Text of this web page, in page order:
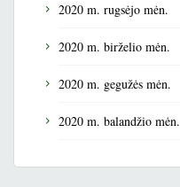
2020 m. rugsėjo mėn.
2020 m. birželio mėn.
2020 m. gegužės mėn.
2020 m. balandžio mėn.